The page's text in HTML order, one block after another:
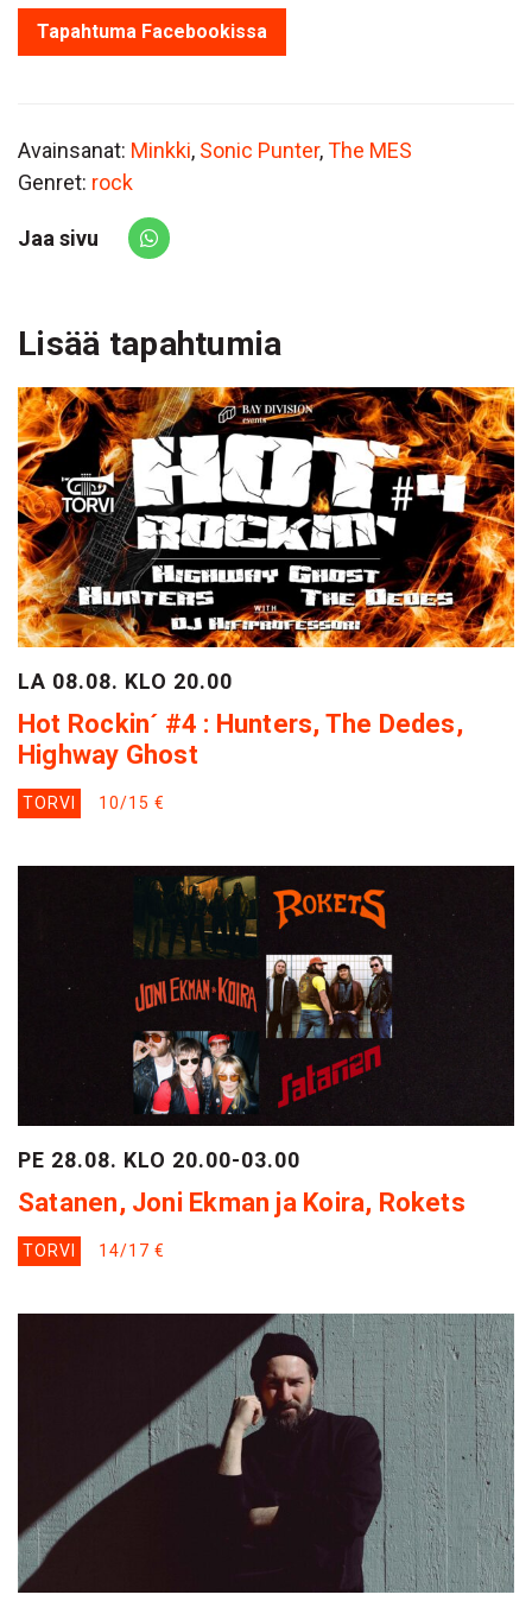
Tapahtuma Facebookissa
Avainsanat: Minkki, Sonic Punter,The MES
Genret: rock
Jaa sivu
Share via Whatsapp
Lisää tapahtumia
LA 08.08. KLO 20.00
Hot Rockin´ #4 : Hunters, The Dedes,
Highway Ghost
TORVI 10/15 €
PE 28.08. KLO 20.00-03.00
Satanen, Joni Ekman ja Koira, Rokets
TORVI 14/17 €